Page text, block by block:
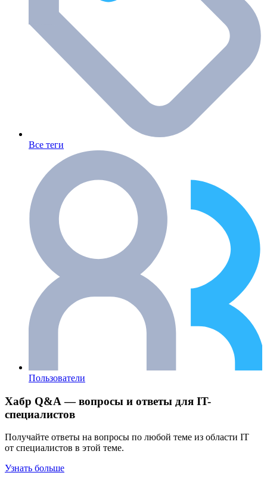
Все теги
Пользователи
Хабр Q&A — вопросы и ответы для IT-
специалистов
Получайте ответы на вопросы по любой теме из области IT
от специалистов в этой теме.
Узнать больше